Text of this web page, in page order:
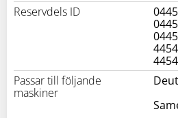
Reservdels ID
Passar till följande
maskiner